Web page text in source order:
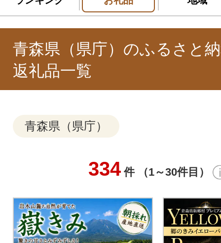
青森県（県庁）のふるさと
返礼品一覧
青森県（県庁）
334 件 （1～30件目）